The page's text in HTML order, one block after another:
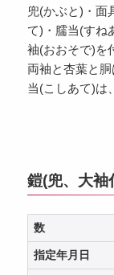
兜(かぶと)・面
て)・臑当(すね
袖(おおそで)を
両袖と杏葉と
当(こしあて)は
鎧(兜、大袖
数
指定年月日